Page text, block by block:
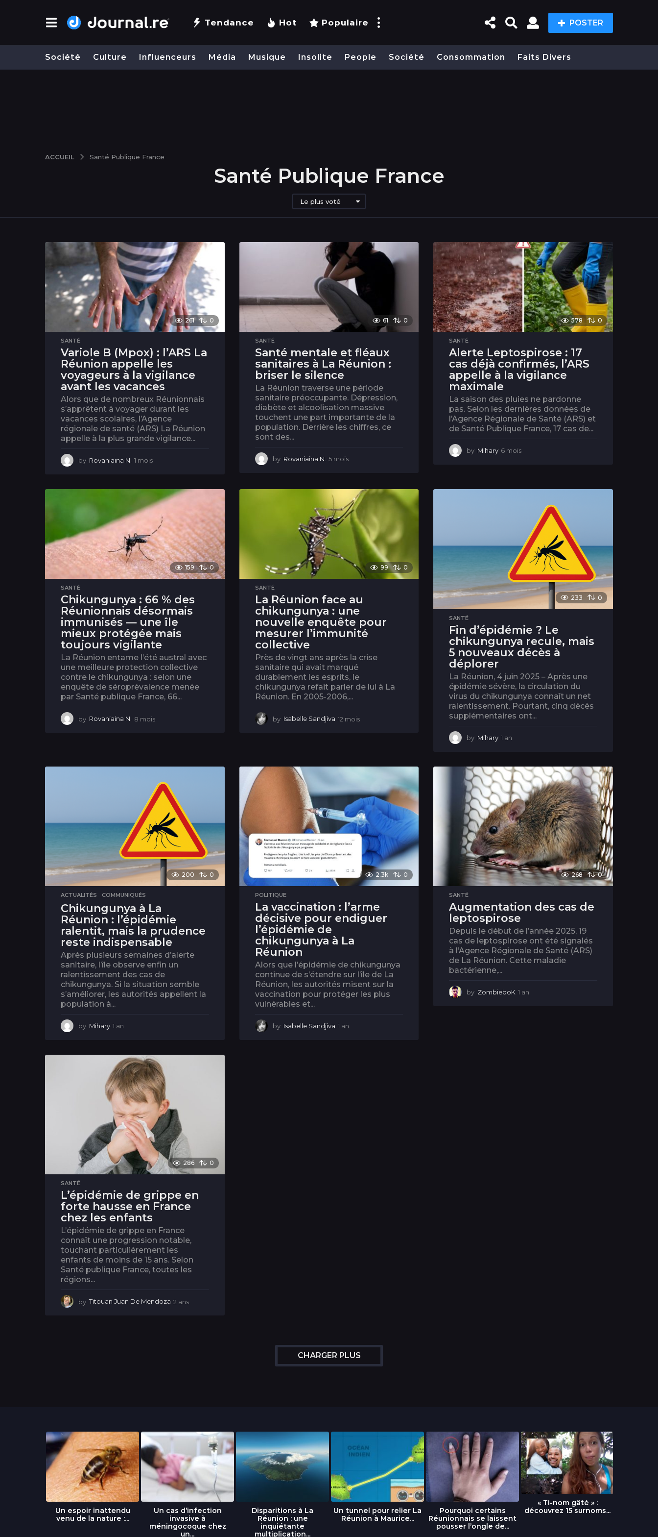
Tendance Hot Populaire POSTER
Société Culture Influenceurs Média Musique Insolite People Société Consommation Faits Divers
ACCUEIL Santé Publique France
Santé Publique France
Le plus voté
261 0
SANTÉ
Variole B (Mpox) : l’ARS La
Réunion appelle les
voyageurs à la vigilance
avant les vacances
Alors que de nombreux Réunionnais
s’apprêtent à voyager durant les
vacances scolaires, l’Agence
régionale de santé (ARS) La Réunion
appelle à la plus grande vigilance...
by Rovaniaina N. 1 mois
i
61 0
SANTÉ
Santé mentale et fléaux
sanitaires à La Réunion :
briser le silence
La Réunion traverse une période
sanitaire préoccupante. Dépression,
diabète et alcoolisation massive
touchent une part importante de la
population. Derrière les chiffres, ce
sont des...
by Rovaniaina N. 5 mois5
578 0
SANTÉ
Alerte Leptospirose : 17
cas déjà confirmés, l’ARS
appelle à la vigilance
maximale
La saison des pluies ne pardonne
pas. Selon les dernières données de
l’Agence Régionale de Santé (ARS) et
de Santé Publique France, 17 cas de...
by Mihary 6 mois
s
159 0
SANTÉ
Chikungunya : 66 % des
Réunionnais désormais
immunisés — une île
mieux protégée mais
toujours vigilante
La Réunion entame l’été austral avec
une meilleure protection collective
contre le chikungunya : selon une
enquête de séroprévalence menée
par Santé publique France, 66...
by Rovaniaina N. 8 mois
99 0
SANTÉ
La Réunion face au
chikungunya : une
nouvelle enquête pour
mesurer l’immunité
collective
Près de vingt ans après la crise
sanitaire qui avait marqué
durablement les esprits, le
chikungunya refait parler de lui à La
Réunion. En 2005-2006,...
by Isabelle Sandjiva 12 mois1
s
233 0
SANTÉ
Fin d’épidémie ? Le
chikungunya recule, mais
5 nouveaux décès à
déplorer
La Réunion, 4 juin 2025 – Après une
épidémie sévère, la circulation du
virus du chikungunya connaît un net
ralentissement. Pourtant, cinq décès
supplémentaires ont...
by Mihary 1 an
200 0
ACTUALITÉS ,COMMUNIQUÉS
Chikungunya à La
Réunion : l’épidémie
ralentit, mais la prudence
reste indispensable
Après plusieurs semaines d’alerte
sanitaire, l’île observe enfin un
ralentissement des cas de
chikungunya. Si la situation semble
s’améliorer, les autorités appellent la
population à...
by Mihary 1 an
2.3k 0
POLITIQUE
La vaccination : l’arme
décisive pour endiguer
l’épidémie de
chikungunya à La
Réunion
Alors que l’épidémie de chikungunya
continue de s’étendre sur l’île de La
Réunion, les autorités misent sur la
vaccination pour protéger les plus
vulnérables et...
by Isabelle Sandjiva 1 an
268 0
SANTÉ
Augmentation des cas de
leptospirose
Depuis le début de l’année 2025, 19
cas de leptospirose ont été signalés
à l’Agence Régionale de Santé (ARS)
de La Réunion. Cette maladie
bactérienne,...
by ZombieboK 1 an
286 0
SANTÉ
L’épidémie de grippe en
forte hausse en France
chez les enfants
L’épidémie de grippe en France
connaît une progression notable,
touchant particulièrement les
enfants de moins de 15 ans. Selon
Santé publique France, toutes les
régions...
by Titouan Juan De Mendoza 2 ans
CHARGER PLUS
Un espoir inattendu
venu de la nature :...
Un cas d’infection
invasive à
méningocoque chez
un...
Disparitions à La
Réunion : une
inquiétante
multiplication...
Un tunnel pour relier La
Réunion à Maurice...
Pourquoi certains
Réunionnais se laissent
pousser l’ongle de...
« Ti-nom gâté » :
découvrez 15 surnoms...